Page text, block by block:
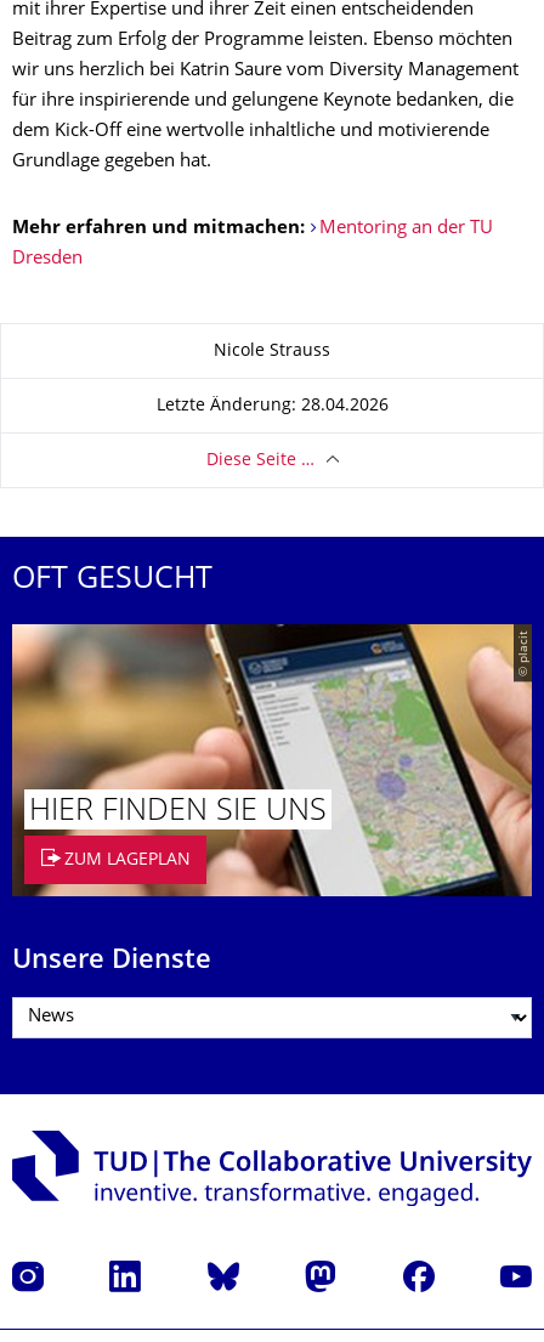
mit ihrer Expertise und ihrer Zeit einen entscheidenden
Beitrag zum Erfolg der Programme leisten. Ebenso möchten
wir uns herzlich bei Katrin Saure vom Diversity Management
für ihre inspirierende und gelungene Keynote bedanken, die
dem Kick-Off eine wertvolle inhaltliche und motivierende
Grundlage gegeben hat.
Mehr erfahren und mitmachen:
Mentoring an der TU
Dresden
Nicole Strauss
Letzte Änderung: 28.04.2026
Diese Seite …
OFT GESUCHT
© placit
HIER FINDEN SIE UNS
ZUM LAGEPLAN
Unsere Dienste
Instagram LinkedIn Bluesky Mastodon Facebook